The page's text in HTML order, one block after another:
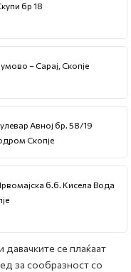
бр 18
– Сарај, Скопје
Авној бр. 58/19
Скопје
б.б. Кисела Вода
давачките се плаќаат
за сообразност со